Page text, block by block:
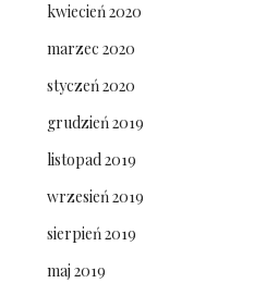
kwiecień 2020
marzec 2020
styczeń 2020
grudzień 2019
listopad 2019
wrzesień 2019
sierpień 2019
maj 2019